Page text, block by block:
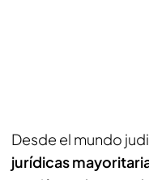
Desde el mundo
jurídicas